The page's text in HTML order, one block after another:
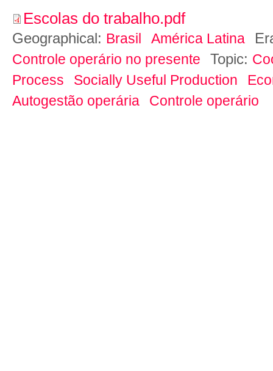
Escolas do trabalho.pdf
Geographical: Brasil América Latina
Controle operário no presente Topic:
Process
Socially Useful Production
Autogestão operária
Controle operário